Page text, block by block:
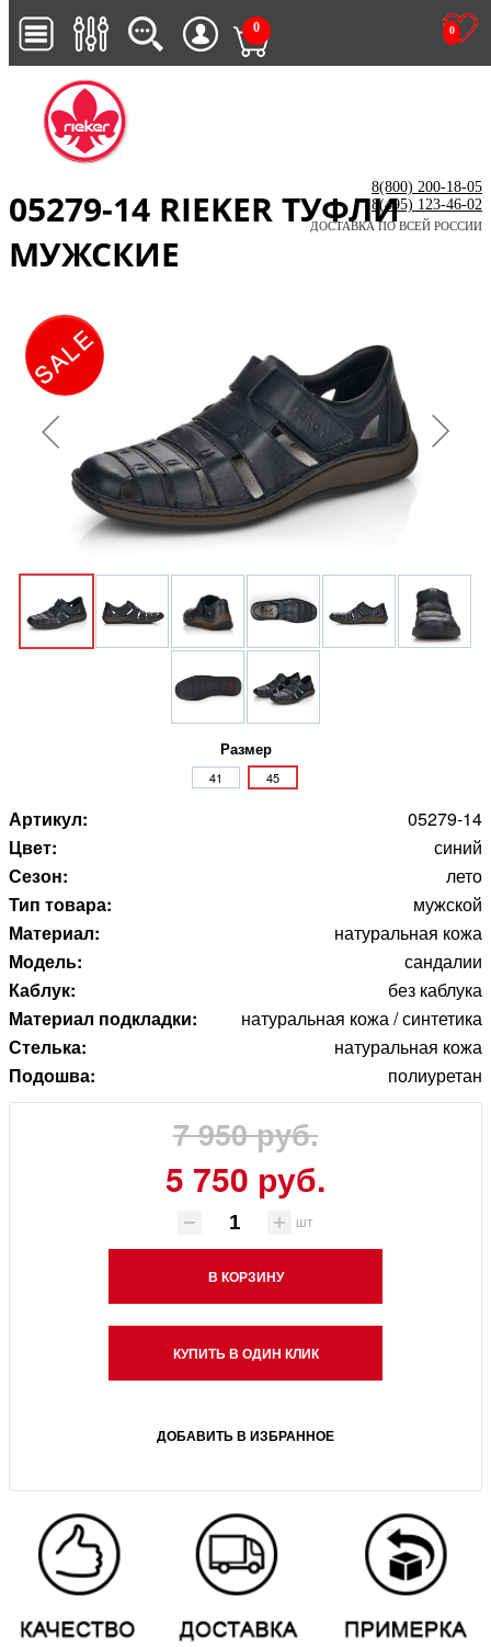
0
0
8(800) 200-18-05
8(495) 123-46-02
ДОСТАВКА ПО ВСЕЙ РОССИИ
05279-14 RIEKER ТУФЛИ
МУЖСКИЕ
Размер
41 45
Артикул:
05279-14
Цвет:
синий
Сезон:
лето
Тип товара:
мужской
Материал:
натуральная кожа
Модель:
сандалии
Каблук:
без каблука
Материал подкладки:
натуральная кожа / синтетика
Стелька:
натуральная кожа
Подошва:
полиуретан
7 950 руб.
5 750 руб.
шт
В КОРЗИНУ
КУПИТЬ В ОДИН КЛИК
ДОБАВИТЬ В ИЗБРАННОЕ